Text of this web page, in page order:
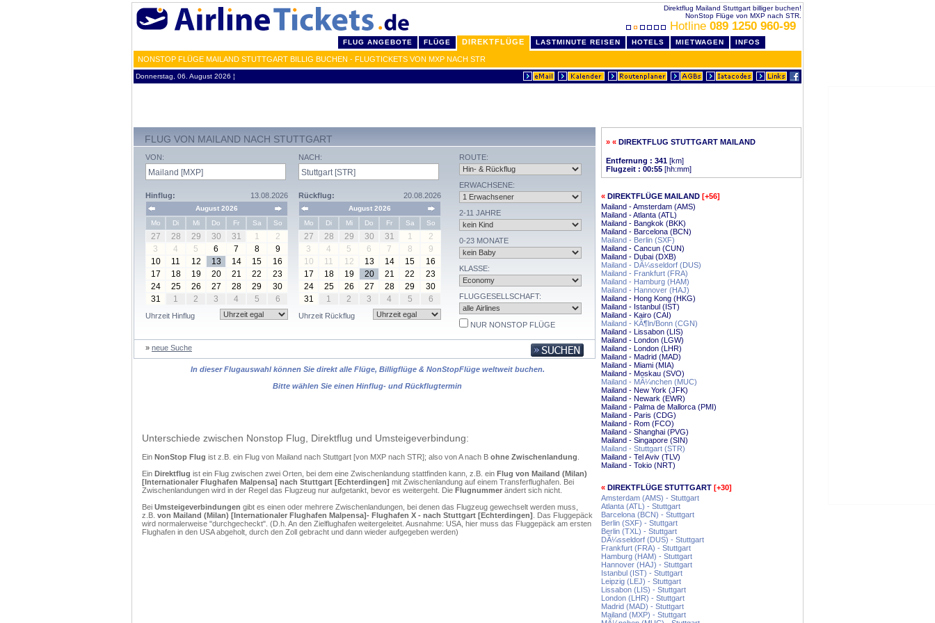
Direktflug Mailand Stuttgart billiger buchen!
NonStop Flüge von MXP nach STR.
Hotline 089 1250 960-99
FLUG ANGEBOTE FLÜGE DIREKTFLÜGE LASTMINUTE REISEN HOTELS MIETWAGEN INFOS
NONSTOP FLÜGE MAILAND STUTTGART BILLIG BUCHEN - FLUGTICKETS VON MXP NACH STR
Donnerstag, 06. August 2026 ¦
FLUG VON MAILAND NACH STUTTGART
VON:
Hinflug: 13.08.2026
August 2026
Mo
Di Mi Do Fr Sa So
27 28 29 30 31 1
2
3
4 5 6 7 8
9
10
11 12 13 14 15
16
17
18 19 20 21 22
23
24
25 26 27 28 29
30
31
1 2 3 4 5 6
Uhrzeit Hinflug
NACH:
Rückflug: 20.08.2026
August 2026
Mo
Di Mi Do Fr Sa So
27 28 29 30 31 1
2
3
4 5 6 7 8
9
10
11 12 13 14 15
16
17
18 19 20 21 22
23
24
25 26 27 28 29
30
31
1 2 3 4 5 6
Uhrzeit Rückflug
ROUTE:
ERWACHSENE:
2-11 JAHRE
0-23 MONATE
KLASSE:
FLUGGESELLSCHAFT:
NUR NONSTOP FLÜGE
» neue Suche
In dieser Flugauswahl können Sie direkt alle Flüge, Billigflüge & NonStopFlüge weltweit buchen.
Bitte wählen Sie einen Hinflug- und Rückflugtermin
Unterschiede zwischen Nonstop Flug, Direktflug und Umsteigeverbindung:
Ein NonStop Flug ist z.B. ein Flug von Mailand nach Stuttgart [von MXP nach STR]; also von A nach B ohne Zwischenlandung
Ein Direktflug ist ein Flug zwischen zwei Orten, bei dem eine Zwischenlandung stattfinden kann, z.B. ein Flug von Mailand (Milan)
[Internationaler Flughafen Malpensa] nach Stuttgart [Echterdingen] mit Zwischenlandung auf einem Transferflughafen. Bei
Zwischenlandungen wird in der Regel das Flugzeug nur aufgetankt, bevor es weitergeht. Die Flugnummer ändert sich nicht.
Bei Umsteigeverbindungen gibt es einen oder mehrere Zwischenlandungen, bei denen das Flugzeug gewechselt werden muss,
z.B. von Mailand (Milan) [Internationaler Flughafen Malpensa]- Flughafen X - nach Stuttgart [Echterdingen] . Das Fluggepäck
wird normalerweise "durchgecheckt". (D.h. An den Zielflughafen weitergeleitet. Ausnahme: USA, hier muss das Fluggepäck am ersten
Flughafen in den USA abgeholt, durch den Zoll gebracht und dann wieder aufgegeben werden)
» « DIREKTFLUG STUTTGART MAILAND
Entfernung : 341 [km]
Flugzeit : 00:55 [hh:mm]
« DIREKTFLÜGE MAILAND [+56]
Mailand - Amsterdam (AMS)
Mailand - Atlanta (ATL)
Mailand - Bangkok (BKK)
Mailand - Barcelona (BCN)
Mailand - Berlin (SXF)
Mailand - Cancun (CUN)
Mailand - Dubai (DXB)
Mailand - DÃ¼sseldorf (DUS)
Mailand - Frankfurt (FRA)
Mailand - Hamburg (HAM)
Mailand - Hannover (HAJ)
Mailand - Hong Kong (HKG)
Mailand - Istanbul (IST)
Mailand - Kairo (CAI)
Mailand - KÃ¶ln/Bonn (CGN)
Mailand - Lissabon (LIS)
Mailand - London (LGW)
Mailand - London (LHR)
Mailand - Madrid (MAD)
Mailand - Miami (MIA)
Mailand - Moskau (SVO)
Mailand - MÃ¼nchen (MUC)
Mailand - New York (JFK)
Mailand - Newark (EWR)
Mailand - Palma de Mallorca (PMI)
Mailand - Paris (CDG)
Mailand - Rom (FCO)
Mailand - Shanghai (PVG)
Mailand - Singapore (SIN)
Mailand - Stuttgart (STR)
Mailand - Tel Aviv (TLV)
Mailand - Tokio (NRT)
« DIREKTFLÜGE STUTTGART [+30]
Amsterdam (AMS) - Stuttgart
Atlanta (ATL) - Stuttgart
Barcelona (BCN) - Stuttgart
Berlin (SXF) - Stuttgart
Berlin (TXL) - Stuttgart
DÃ¼sseldorf (DUS) - Stuttgart
Frankfurt (FRA) - Stuttgart
Hamburg (HAM) - Stuttgart
Hannover (HAJ) - Stuttgart
Istanbul (IST) - Stuttgart
Leipzig (LEJ) - Stuttgart
Lissabon (LIS) - Stuttgart
London (LHR) - Stuttgart
Madrid (MAD) - Stuttgart
Mailand (MXP) - Stuttgart